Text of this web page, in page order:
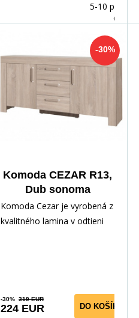
5-10 prac.
dnů
-30%
Komoda CEZAR R13,
Dub sonoma
Komoda Cezar je vyrobená z
kvalitného lamina v odtieni
-30% 319 EUR
224 EUR DO KOŠÍKA